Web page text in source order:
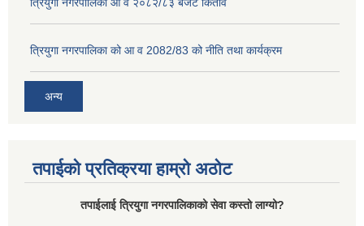
त्रियुगा नगरपालिका आ व २०८२/८३ बजेट किताव
त्रियुगा नगरपालिका को आ व 2082/83 को नीति तथा कार्यक्रम
अन्य
तपाईको प्रतिक्रया हाम्रो अठोट
तपाईलाई त्रियुगा नगरपालिकाको सेवा कस्तो लाग्यो?